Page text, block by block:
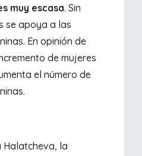
muy escasa. Sin
se apoya a las
En opinión de
de mujeres
el número de
Halatcheva, la